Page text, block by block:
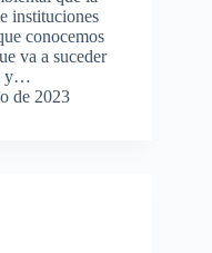
instituciones
conocemos
va a suceder
y…
de 2023